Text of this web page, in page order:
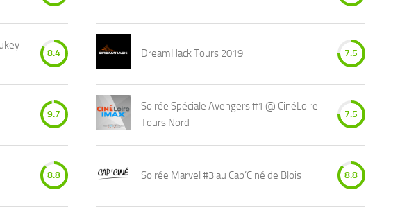
8.4
9.7
8.8
DreamHack Tours 2019 7.5
Soirée Spéciale Avengers #1 @ CinéLoire
Tours Nord
7.5
Soirée Marvel #3 au Cap’Ciné de Blois 8.8